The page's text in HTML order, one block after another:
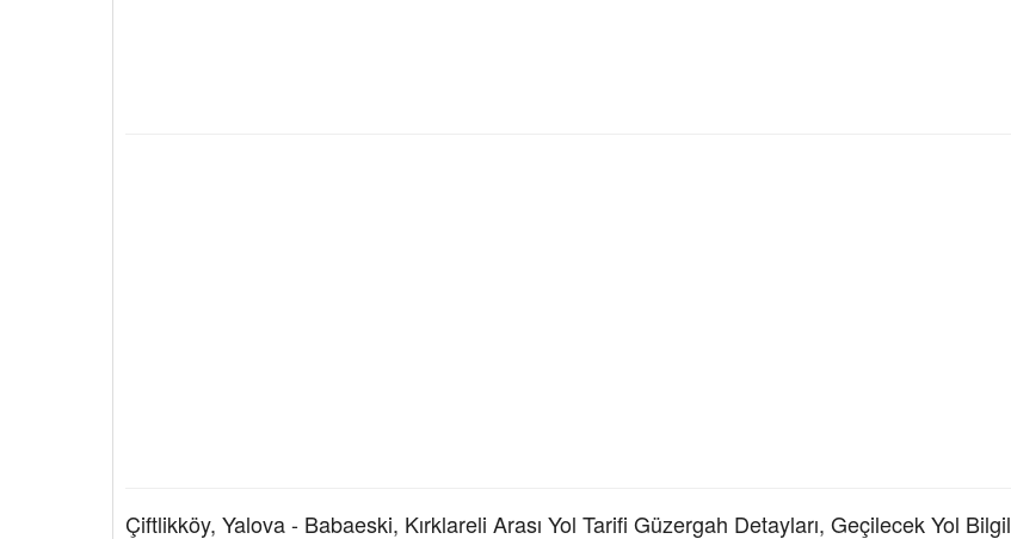
Çiftlikköy, Yalova - Babaeski, Kırklareli Arası Yol Tarifi Güzergah Detayları, Geçilecek Yol